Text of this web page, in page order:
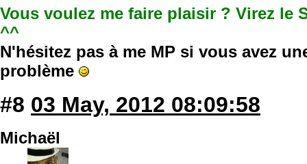
Vous voulez me faire plaisir ? Virez le
^^
N'hésitez pas à me MP si vous avez
problème
#8 03 May, 2012 08:09:58
Michaël